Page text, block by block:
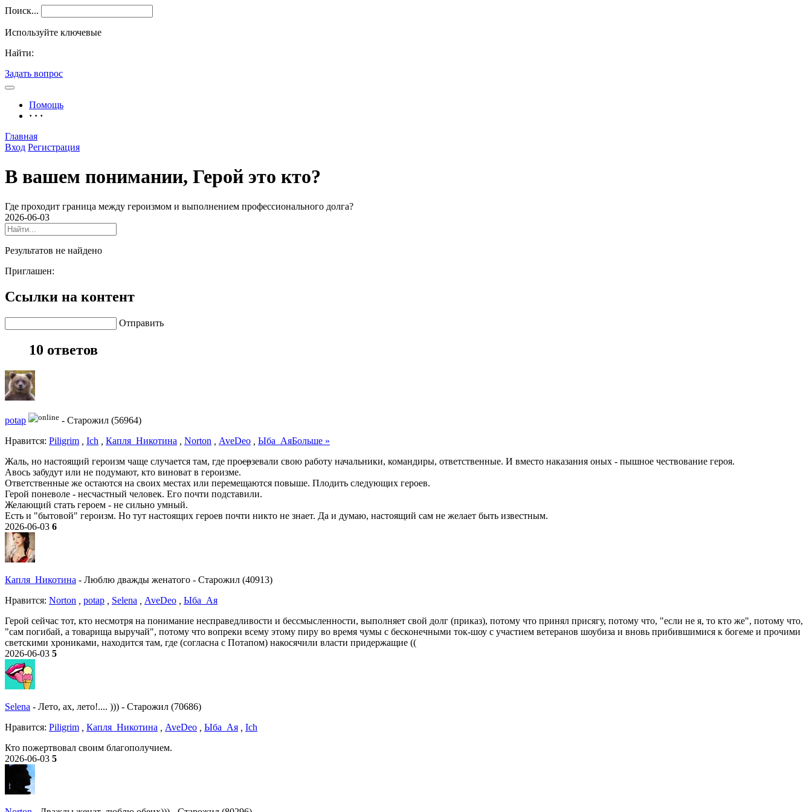
Поиск...
Используйте ключевые
Найти:
Задать вопрос
Помощь
· · ·
Главная
Вход Регистрация
В вашем понимании, Герой это кто?
Где проходит граница между героизмом и выполнением профессионального долга?
2026-06-03
Результатов не найдено
Приглашен:
Ссылки на контент
Отправить
10 ответов
potap - Старожил (56964)
Нравитcя: Piligrim Ich Капля_Никотина Norton AveDeo Ыба_АяБольше »
Жаль, но настоящий героизм чаще случается там, где просрзевали свою работу начальники, командиры, ответственные. И вместо наказания оных - пышное чествование героя.
Авось забудут или не подумают, кто виноват в героизме.
Ответственные же остаются на своих местах или перемещаются повыше. Плодить следующих героев.
Герой поневоле - несчастный человек. Его почти подставили.
Желающий стать героем - не сильно умный.
Есть и "бытовой" героизм. Но тут настоящих героев почти никто не знает. Да и думаю, настоящий сам не желает быть известным.
2026-06-03 6
Капля_Никотина - Люблю дважды женатого - Старожил (40913)
Нравитcя: Norton potap Selena AveDeo
Ыба_Ая
Герой сейчас тот, кто несмотря на понимание несправедливости и бессмысленности, выполняет свой долг (приказ), потому что принял присягу, потому что, "если не я, то кто же", потому что,
"сам погибай, а товарища выручай", потому что вопреки всему этому пиру во время чумы с бесконечными ток-шоу с участием ветеранов шоубиза и вновь прибившимися к богеме и прочими
светскими хрониками, находится там, где (согласна с Потапом) накосячили власти придержащие ((
2026-06-03 5
Selena - Лето, ах, лето!.... ))) - Старожил (70686)
Нравитcя: Piligrim Капля_Никотина AveDeo Ыба_Ая
Ich
Кто пожертвовал своим благополучием.
2026-06-03 5